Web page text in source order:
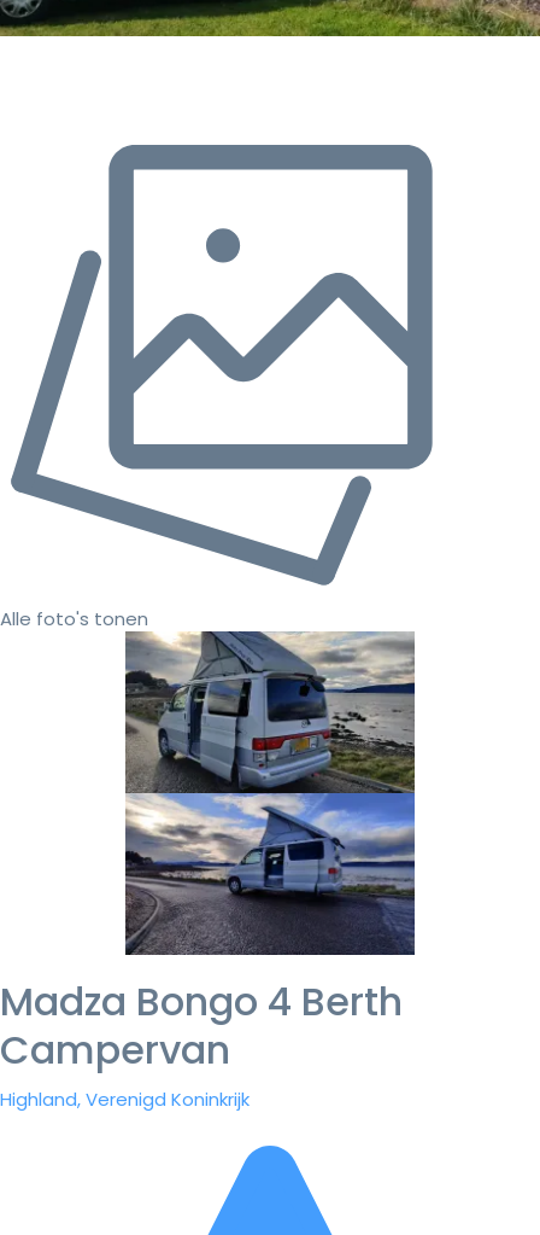
Alle foto's tonen
Madza Bongo 4 Berth
Campervan
Highland, Verenigd Koninkrijk